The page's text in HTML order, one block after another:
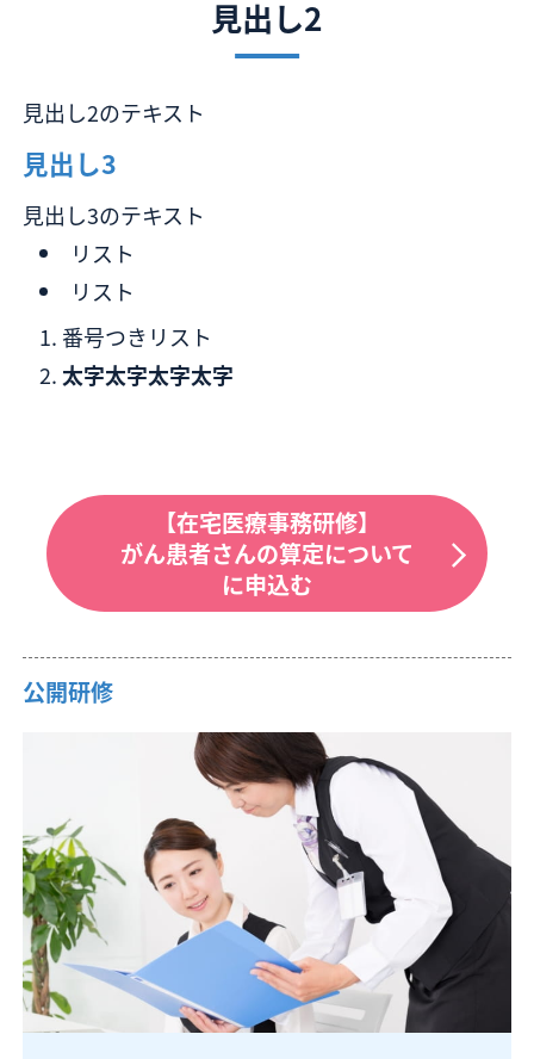
見出し2
見出し2のテキスト
見出し3
見出し3のテキスト
リスト
リスト
番号つきリスト
太字太字太字太字
【在宅医療事務研修】
がん患者さんの算定について
に申込む
公開研修